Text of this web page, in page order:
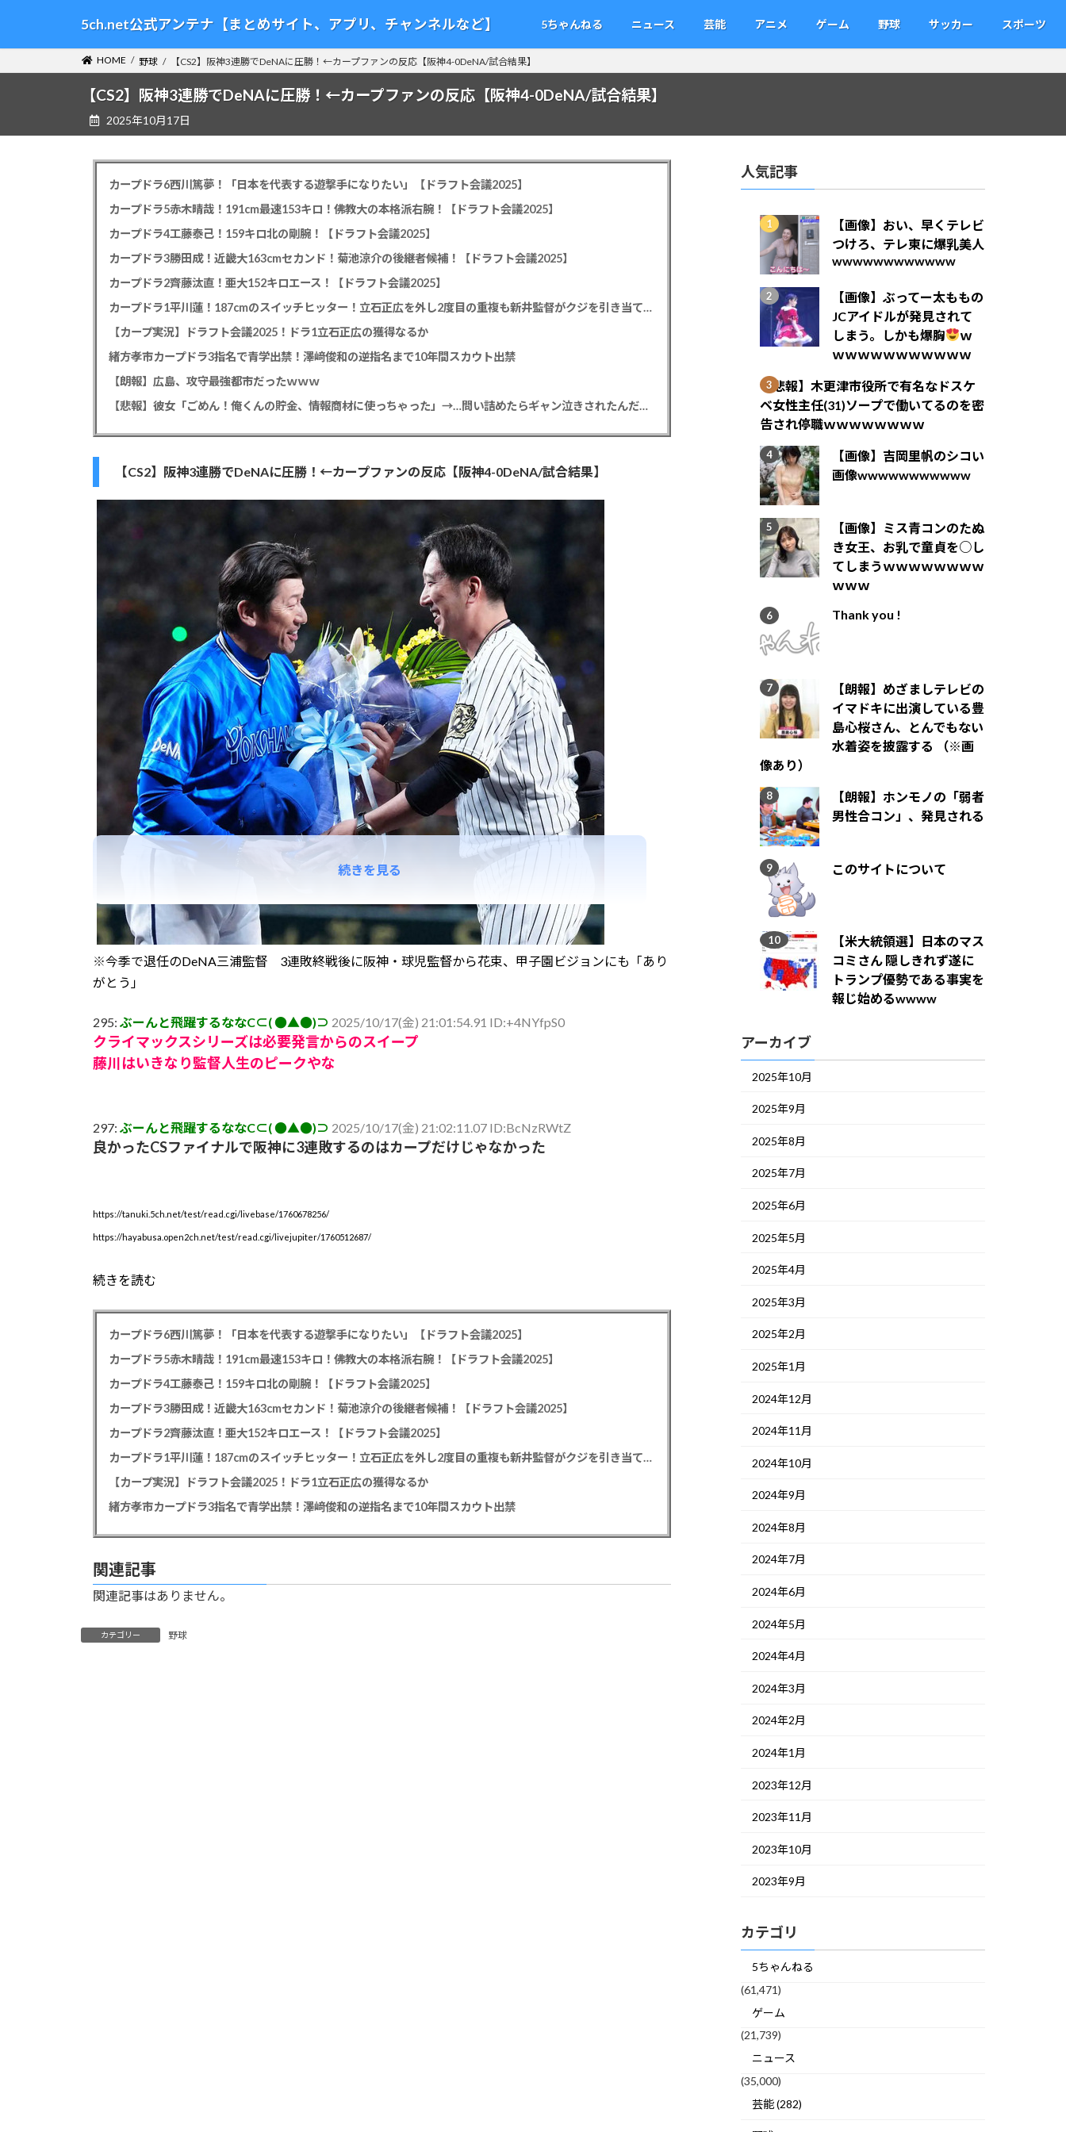
テ
ゲ
5ch.net公式アンテナ【まとめサイト、アプリ、チャンネルなど】 5ちゃんねる ニュース 芸能 アニメ ゲーム 野球 サッカー スポーツ
HOME 野球 【CS2】阪神3連勝でDeNAに圧勝！←カープファンの反応【阪神4-0DeNA/試合結果】
【CS2】阪神3連勝でDeNAに圧勝！←カープファンの反応【阪神4-0DeNA/試合結果】
2025年10月17日
カープドラ6西川篤夢！「日本を代表する遊撃手になりたい」【ドラフト会議2025】
カープドラ5赤木晴哉！191cm最速153キロ！佛教大の本格派右腕！【ドラフト会議2025】
カープドラ4工藤泰己！159キロ北の剛腕！【ドラフト会議2025】
カープドラ3勝田成！近畿大163cmセカンド！菊池涼介の後継者候補！【ドラフト会議2025】
カープドラ2齊藤汰直！亜大152キロエース！【ドラフト会議2025】
カープドラ1平川蓮！187cmのスイッチヒッター！立石正広を外し2度目の重複も新井監督がクジを引き当てる！【ドラフト会議2025】
【カープ実況】ドラフト会議2025！ドラ1立石正広の獲得なるか
緒方孝市カープドラ3指名で青学出禁！澤﨑俊和の逆指名まで10年間スカウト出禁
【朗報】広島、攻守最強都市だったｗｗｗ
【悲報】彼女「ごめん！俺くんの貯金、情報商材に使っちゃった」→…問い詰めたらギャン泣きされたんだが俺が悪いのか？
【CS2】阪神3連勝でDeNAに圧勝！←カープファンの反応【阪神4-0DeNA/試合結果】
※今季で退任のDeNA三浦監督 3連敗終戦後に阪神・球児監督から花束、甲子園ビジョンにも「あり
がとう」
295: ぶーんと飛躍するななC⊂( ●▲●)⊃ 2025/10/17(金) 21:01:54.91 ID:+4NYfpS0
クライマックスシリーズは必要発言からのスイープ
藤川はいきなり監督人生のピークやな
297: ぶーんと飛躍するななC⊂( ●▲●)⊃ 2025/10/17(金) 21:02:11.07 ID:BcNzRWtZ
良かったCSファイナルで阪神に3連敗するのはカープだけじゃなかった
https://tanuki.5ch.net/test/read.cgi/livebase/1760678256/
https://hayabusa.open2ch.net/test/read.cgi/livejupiter/1760512687/
続きを読む
続きを見る
カープドラ6西川篤夢！「日本を代表する遊撃手になりたい」【ドラフト会議2025】
カープドラ5赤木晴哉！191cm最速153キロ！佛教大の本格派右腕！【ドラフト会議2025】
カープドラ4工藤泰己！159キロ北の剛腕！【ドラフト会議2025】
カープドラ3勝田成！近畿大163cmセカンド！菊池涼介の後継者候補！【ドラフト会議2025】
カープドラ2齊藤汰直！亜大152キロエース！【ドラフト会議2025】
カープドラ1平川蓮！187cmのスイッチヒッター！立石正広を外し2度目の重複も新井監督がクジを引き当てる！【ドラフト会議2025】
【カープ実況】ドラフト会議2025！ドラ1立石正広の獲得なるか
緒方孝市カープドラ3指名で青学出禁！澤﨑俊和の逆指名まで10年間スカウト出禁
関連記事
関連記事はありません。
カテゴリー 野球
人気記事
【画像】おい、早くテレビ
つけろ、テレ東に爆乳美人
wwwwwwwwwwww
【画像】ぶってー太ももの
JCアイドルが発見されて
しまう。しかも爆胸
ｗ
ｗｗｗｗｗｗｗｗｗｗｗ
【悲報】木更津市役所で有名なドスケ
ベ女性主任(31)ソープで働いてるのを密
告され停職ｗｗｗｗｗｗｗｗ
【画像】吉岡里帆のシコい
画像wwwwwwwwwww
【画像】ミス青コンのたぬ
き女王、お乳で童貞を○し
てしまうｗｗｗｗｗｗｗｗ
ｗｗｗ
Thank you !
【朗報】めざましテレビの
イマドキに出演している豊
島心桜さん、とんでもない
水着姿を披露する （※画
像あり）
【朗報】ホンモノの「弱者
男性合コン」、発見される
このサイトについて
【米大統領選】日本のマス
コミさん 隠しきれず遂に
トランプ優勢である事実を
報じ始めるwwww
アーカイブ
2025年10月
2025年9月
2025年8月
2025年7月
2025年6月
2025年5月
2025年4月
2025年3月
2025年2月
2025年1月
2024年12月
2024年11月
2024年10月
2024年9月
2024年8月
2024年7月
2024年6月
2024年5月
2024年4月
2024年3月
2024年2月
2024年1月
2023年12月
2023年11月
2023年10月
2023年9月
カテゴリ
5ちゃんねる
(61,471)
ゲーム
(21,739)
ニュース
(35,000)
芸能 (282)